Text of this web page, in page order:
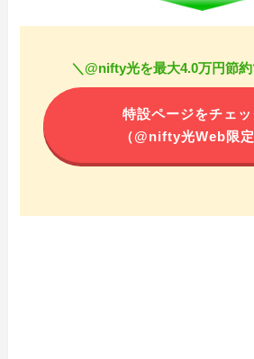
＼@nifty光を最大4.0万円節
特設ページをチェッ
（@nifty光Web限定